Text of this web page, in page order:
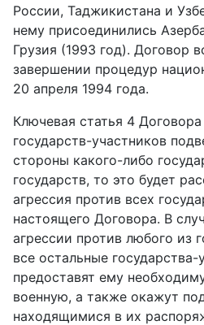
России, Таджикистана и
нему присоединились
Грузия (1993 год). Договор
завершении процедур
20 апреля 1994 года.
Ключевая статья 4
государств-участников
стороны какого-либо
государств, то это будет
агрессия против всех
настоящего Договора. В
агрессии против любого из
все остальные государства-
предоставят ему
военную, а также окажут
находящимися в их